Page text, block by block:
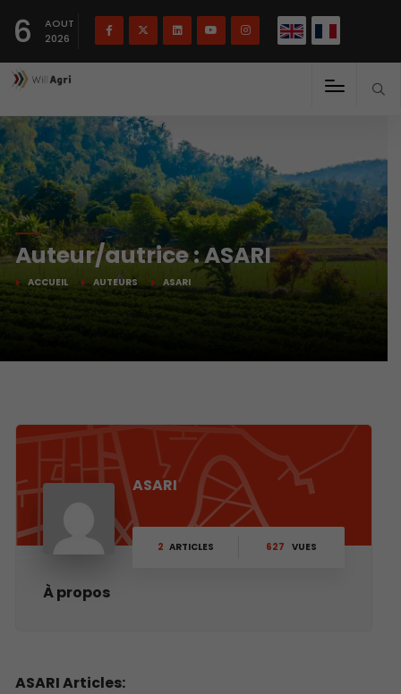
6
AOUT
2026
Auteur/autrice :ASARI
ACCUEIL AUTEURS ASARI
ASARI
2 ARTICLES 627 VUES
À propos
ASARI Articles:
Français English(English)